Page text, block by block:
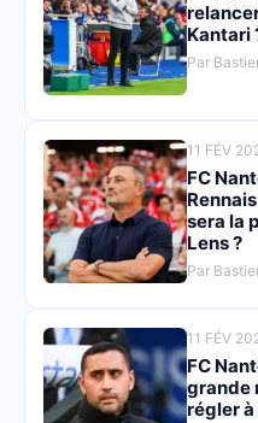
Kantari
Par
11 FÉV
FC
sera la
Lens ?
Par
11 FÉV
FC
grande
régler